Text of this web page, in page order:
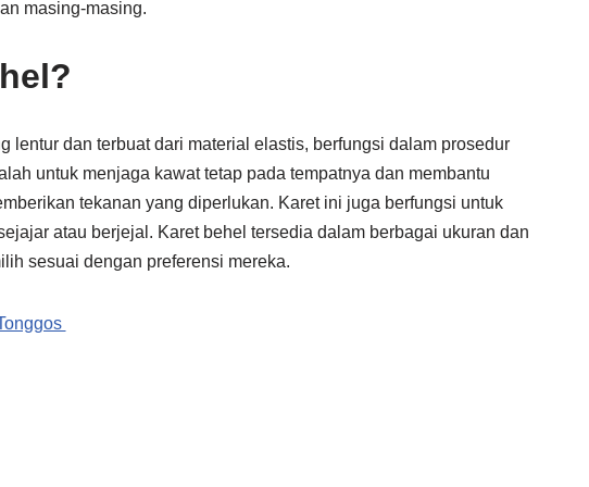
masing-masing.
lentur dan terbuat dari material elastis, berfungsi dalam prosedur
untuk menjaga kawat tetap pada tempatnya dan membantu
tekanan yang diperlukan. Karet ini juga berfungsi untuk
atau berjejal. Karet behel tersedia dalam berbagai ukuran dan
sesuai dengan preferensi mereka.